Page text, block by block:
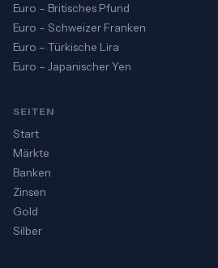
Euro – Britisches Pfund
Euro – Schweizer Franken
Euro – Türkische Lira
Euro – Japanischer Yen
SEITEN
Start
Märkte
Banken
Zinsen
Gold
Silber